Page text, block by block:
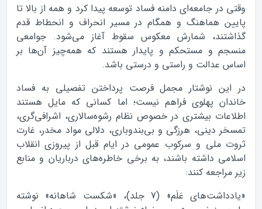
وقتی در جامعه‌ای دامنه فساد توسعه پیدا کرد و همه از بالا تا
پایین هماهنگ و همگام در مسیر انحراف و انحطاط قدم
گذاشتند، شمارش معکوس سقوط آغاز می‌شود. جوامعی
منسجم و مستحکم و پایدار هستند که همه‌چیز آن‌ها بر
اساس عدالت و راستی و درستی باشد.
در این نوشتار مجمل فرصت پرداختن تفصیلی به فساد
خاندان پهلوی فراهم نیست؛ اما کسانی که مایل‌ هستند
اطلاعات بیشتری در خصوص نظام رشوه‌سالاری، اشرافی‌گری،
تمسخر دینی، هرزگی و بی‌بندوباری، دلالی مواد مخدر، غارت
ثروت ملی و سرکوب عمومی در ایام قبل از پیروزی انقلاب
اسلامی داشته باشند، به برخی خاطره‌های درباریان و منابع
زیر مراجعه کنند:
«یادداشت‌های عَلَم» (7 جلد)، «شکست شاهانه» نوشته